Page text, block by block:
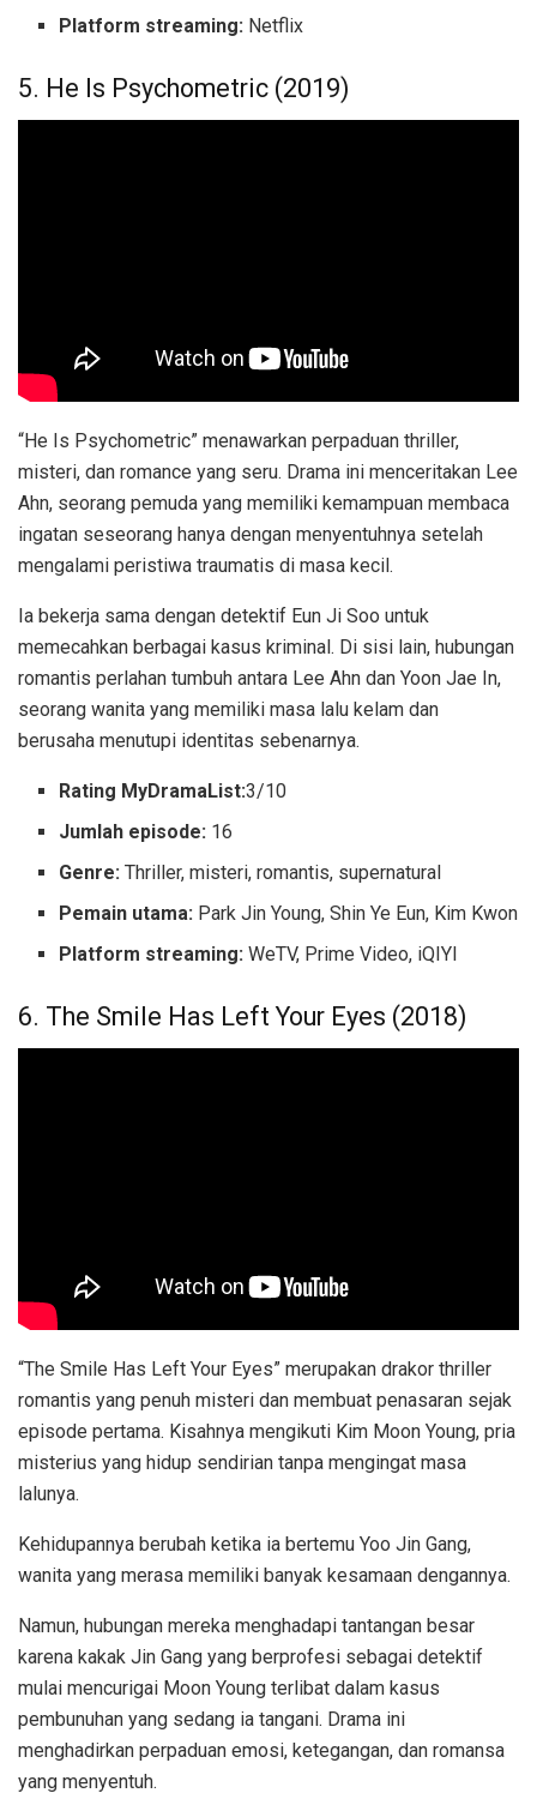
Platform streaming: Netflix
5. He Is Psychometric (2019)
“He Is Psychometric” menawarkan perpaduan thriller,
misteri, dan romance yang seru. Drama ini menceritakan Lee
Ahn, seorang pemuda yang memiliki kemampuan membaca
ingatan seseorang hanya dengan menyentuhnya setelah
mengalami peristiwa traumatis di masa kecil.
Ia bekerja sama dengan detektif Eun Ji Soo untuk
memecahkan berbagai kasus kriminal. Di sisi lain, hubungan
romantis perlahan tumbuh antara Lee Ahn dan Yoon Jae In,
seorang wanita yang memiliki masa lalu kelam dan
berusaha menutupi identitas sebenarnya.
Rating MyDramaList:3/10
Jumlah episode: 16
Genre: Thriller, misteri, romantis, supernatural
Pemain utama: Park Jin Young, Shin Ye Eun, Kim Kwon
Platform streaming: WeTV, Prime Video, iQIYI
6. The Smile Has Left Your Eyes (2018)
“The Smile Has Left Your Eyes” merupakan drakor thriller
romantis yang penuh misteri dan membuat penasaran sejak
episode pertama. Kisahnya mengikuti Kim Moon Young, pria
misterius yang hidup sendirian tanpa mengingat masa
lalunya.
Kehidupannya berubah ketika ia bertemu Yoo Jin Gang,
wanita yang merasa memiliki banyak kesamaan dengannya.
Namun, hubungan mereka menghadapi tantangan besar
karena kakak Jin Gang yang berprofesi sebagai detektif
mulai mencurigai Moon Young terlibat dalam kasus
pembunuhan yang sedang ia tangani. Drama ini
menghadirkan perpaduan emosi, ketegangan, dan romansa
yang menyentuh.